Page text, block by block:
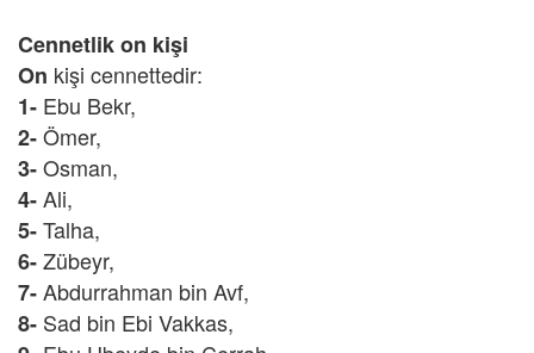
Cennetlik on kişi
On kişi cennettedir:
1- Ebu Bekr,
2-Ömer,
3-Osman,
4-Ali,
5-Talha,
6-Zübeyr,
7-Abdurrahman bin Avf,
8- Sad bin Ebi Vakkas,